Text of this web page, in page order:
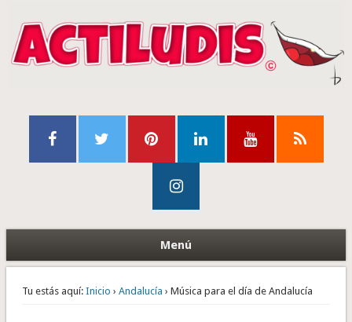
Menú
Tu estás aquí: Inicio › Andalucía › Música para el día de Andalucía